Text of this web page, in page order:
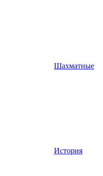
Шахматные
История